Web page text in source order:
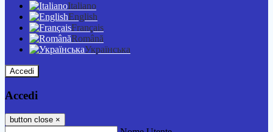
Italiano
English
Français
Română
Українська
Accedi
Accedi
button close ×